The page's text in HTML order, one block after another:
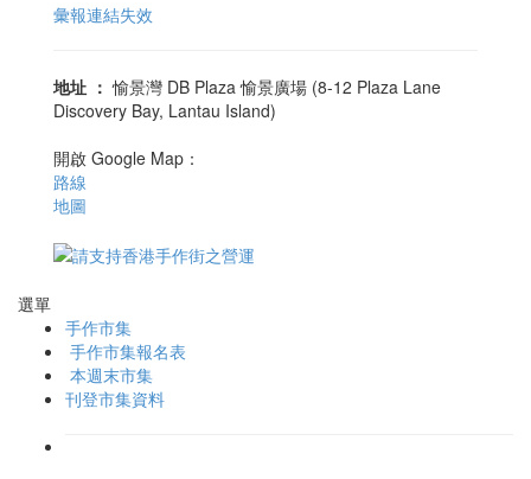
彙報連結失效
地址 ： 愉景灣 DB Plaza 愉景廣場 (8-12 Plaza Lane
Discovery Bay, Lantau Island)
開啟 Google Map：
路線
地圖
選單
手作市集
手作市集報名表
本週末市集
刊登市集資料